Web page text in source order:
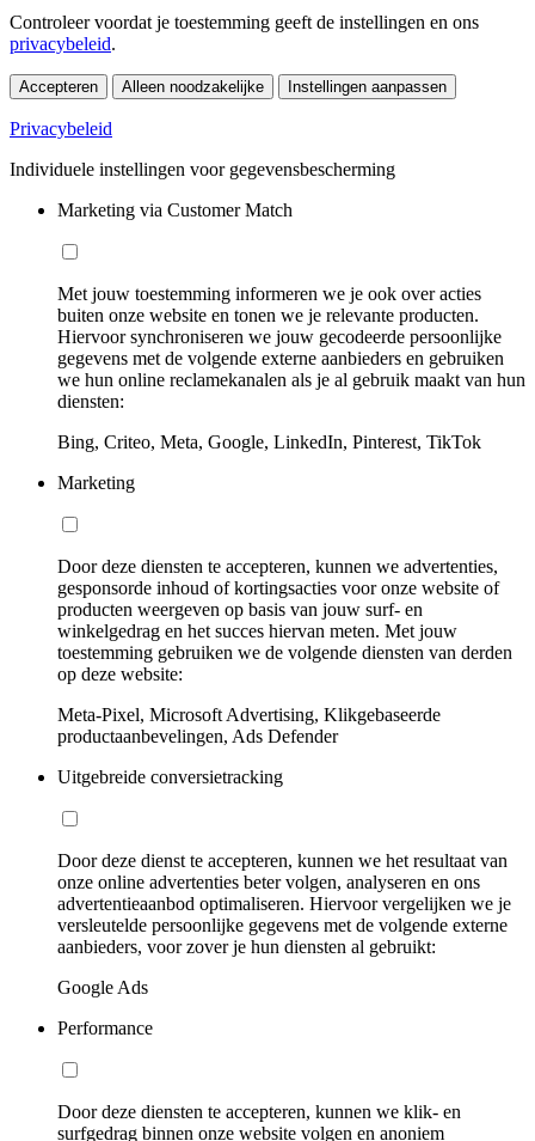
Controleer voordat je toestemming geeft de instellingen en ons
privacybeleid.
Accepteren Alleen noodzakelijke Instellingen aanpassen
Privacybeleid
Individuele instellingen voor gegevensbescherming
Marketing via Customer Match
Met jouw toestemming informeren we je ook over acties
buiten onze website en tonen we je relevante producten.
Hiervoor synchroniseren we jouw gecodeerde persoonlijke
gegevens met de volgende externe aanbieders en gebruiken
we hun online reclamekanalen als je al gebruik maakt van hun
diensten:
Bing, Criteo, Meta, Google, LinkedIn, Pinterest, TikTok
Marketing
Door deze diensten te accepteren, kunnen we advertenties,
gesponsorde inhoud of kortingsacties voor onze website of
producten weergeven op basis van jouw surf- en
winkelgedrag en het succes hiervan meten. Met jouw
toestemming gebruiken we de volgende diensten van derden
op deze website:
Meta-Pixel, Microsoft Advertising, Klikgebaseerde
productaanbevelingen, Ads Defender
Uitgebreide conversietracking
Door deze dienst te accepteren, kunnen we het resultaat van
onze online advertenties beter volgen, analyseren en ons
advertentieaanbod optimaliseren. Hiervoor vergelijken we je
versleutelde persoonlijke gegevens met de volgende externe
aanbieders, voor zover je hun diensten al gebruikt:
Google Ads
Performance
Door deze diensten te accepteren, kunnen we klik- en
surfgedrag binnen onze website volgen en anoniem